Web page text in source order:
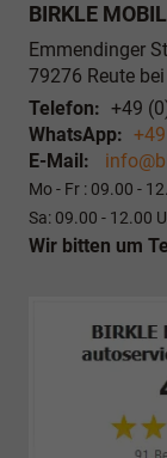
BIRKLE
Emmendinger
79276 Reute
Telefon: +49
WhatsApp:
E-Mail:
Mo - Fr : 09.00 -
Sa: 09.00 - 12.00
Wir bitten um